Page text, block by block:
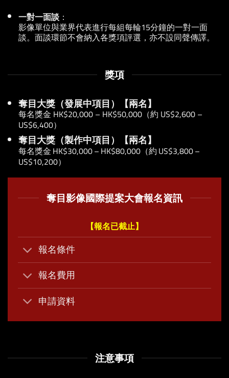
一對一面談：
影像單位與業界代表進行每組每輪15分鐘的一對一面
談。面談環節不會納入各獎項評選，亦不設同聲傳譯。
獎項
奪目大獎（發展中項目）【兩名】
每名獎金 HK$20,000 – HK$50,000（約 US$2,600 –
US$6,400）
奪目大獎（製作中項目）【兩名】
每名獎金 HK$30,000 – HK$80,000（約 US$3,800–
US$10,200）
奪目影像國際提案大會報名資訊
【報名已截止】
報名條件
報名費用
申請資料
注意事項